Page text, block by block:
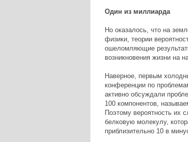
Один из миллиарда
Но оказалось, что на
физики, теории
ошеломляющие
возникновения жизни на
Наверное, первым
конференции по
активно обсуждали
100 компонентов,
Поэтому вероятность их
белковую молекулу,
приблизительно 10 в